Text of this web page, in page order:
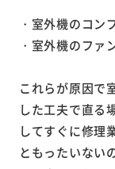
・室外機のコン
・室外機のファ
これらが原因で
した工夫で直る
してすぐに修理
ともったいない